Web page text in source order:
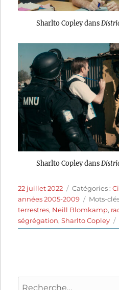
Sharlto Copley dans
Sharlto Copley dans
Publié
le
22 juillet 2022 Catégories
Catégories :
années 2005-2009
Mots-
terrestres, Neill Blomkamp,
ségrégation,Sharlto Copley
Recherche